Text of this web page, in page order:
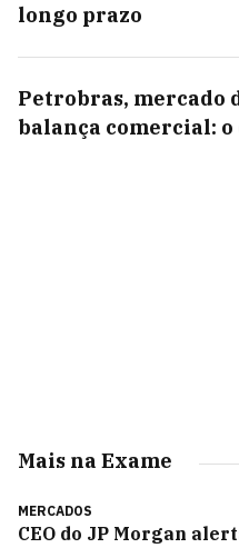
longo prazo
Petrobras, mercado
balança comercial: o
Mais na Exame
MERCADOS
CEO do JP Morgan